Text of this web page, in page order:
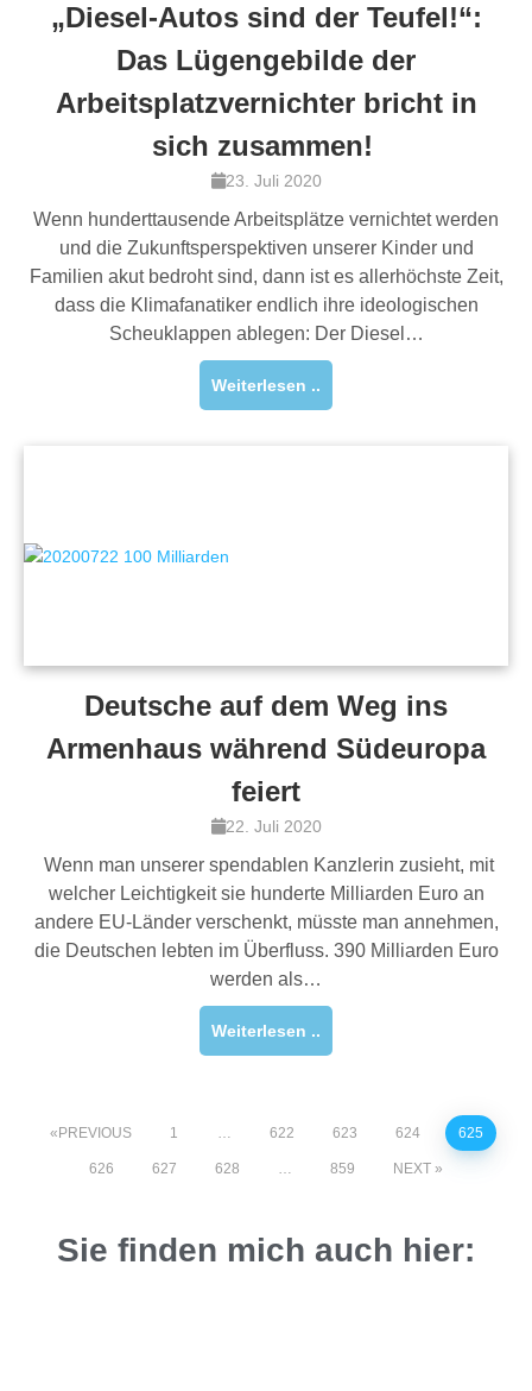
„Diesel-Autos sind der Teufel!“:
Das Lügengebilde der
Arbeitsplatzvernichter bricht in
sich zusammen!
23. Juli 2020
Wenn hunderttausende Arbeitsplätze vernichtet werden
und die Zukunftsperspektiven unserer Kinder und
Familien akut bedroht sind, dann ist es allerhöchste Zeit,
dass die Klimafanatiker endlich ihre ideologischen
Scheuklappen ablegen: Der Diesel…
Weiterlesen ..
Deutsche auf dem Weg ins
Armenhaus während Südeuropa
feiert
22. Juli 2020
Wenn man unserer spendablen Kanzlerin zusieht, mit
welcher Leichtigkeit sie hunderte Milliarden Euro an
andere EU-Länder verschenkt, müsste man annehmen,
die Deutschen lebten im Überfluss. 390 Milliarden Euro
werden als…
Weiterlesen ..
PREVIOUS 1 … 622 623 624 625
626 627 628 … 859 NEXT
Sie finden mich auch hier: